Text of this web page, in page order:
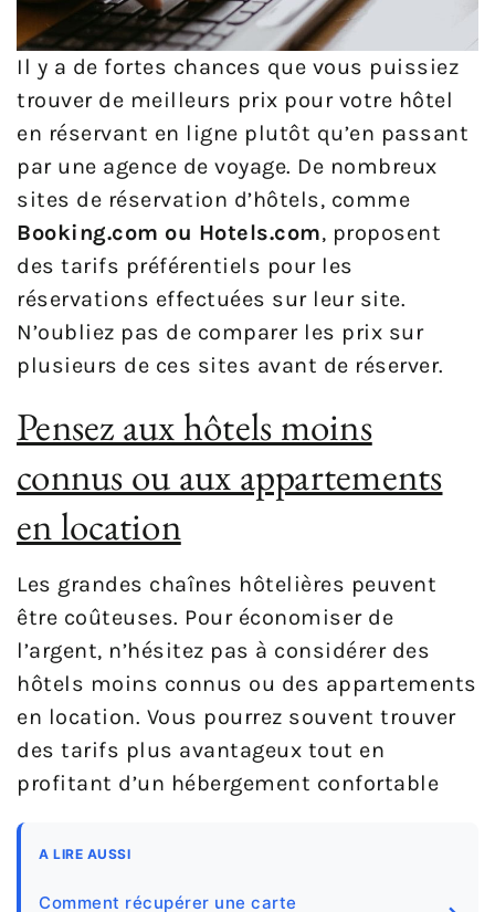
Il y a de fortes chances que vous puissiez
trouver de meilleurs prix pour votre hôtel
en réservant en ligne plutôt qu’en passant
par une agence de voyage. De nombreux
sites de réservation d’hôtels, comme
Booking.com ou Hotels.com, proposent
des tarifs préférentiels pour les
réservations effectuées sur leur site.
N’oubliez pas de comparer les prix sur
plusieurs de ces sites avant de réserver.
Pensez aux hôtels moins
connus ou aux appartements
en location
Les grandes chaînes hôtelières peuvent
être coûteuses. Pour économiser de
l’argent, n’hésitez pas à considérer des
hôtels moins connus ou des appartements
en location. Vous pourrez souvent trouver
des tarifs plus avantageux tout en
profitant d’un hébergement confortable
A LIRE AUSSI
Comment récupérer une carte